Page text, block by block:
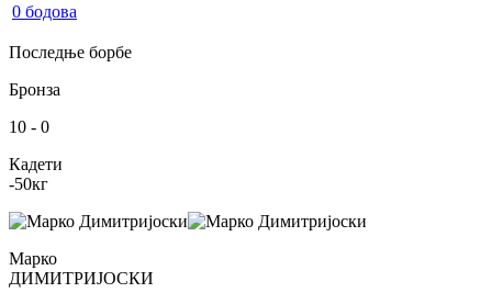
0 бодова
Последње борбе
Бронза
10 - 0
Кадети
-50кг
Марко
ДИМИТРИЈОСКИ